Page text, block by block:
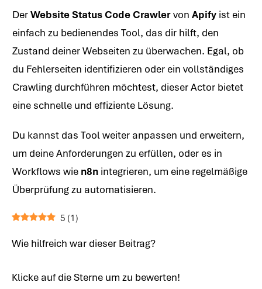
DerWebsite Status Code Crawlervon Apify ist ein
einfach zu bedienendes Tool, das dir hilft, den
Zustand deiner Webseiten zu überwachen. Egal, ob
du Fehlerseiten identifizieren oder ein vollständiges
Crawling durchführen möchtest, dieser Actor bietet
eine schnelle und effiziente Lösung.
Du kannst das Tool weiter anpassen und erweitern,
um deine Anforderungen zu erfüllen, oder es in
Workflows wie n8n integrieren, um eine regelmäßige
Überprüfung zu automatisieren.
5 (1)
Wie hilfreich war dieser Beitrag?
Klicke auf die Sterne um zu bewerten!